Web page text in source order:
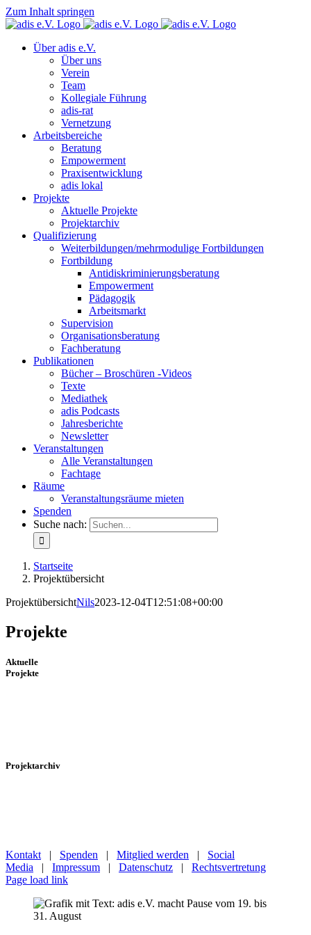
Zum Inhalt springen
Über adis e.V.
Über uns
Verein
Team
Kollegiale Führung
adis-rat
Vernetzung
Arbeitsbereiche
Beratung
Empowerment
Praxisentwicklung
adis lokal
Projekte
Aktuelle Projekte
Projektarchiv
Qualifizierung
Weiterbildungen/mehrmodulige Fortbildungen
Fortbildung
Antidiskriminierungsberatung
Empowerment
Pädagogik
Arbeitsmarkt
Supervision
Organisationsberatung
Fachberatung
Publikationen
Bücher – Broschüren -Videos
Texte
Mediathek
adis Podcasts
Jahresberichte
Newsletter
Veranstaltungen
Alle Veranstaltungen
Fachtage
Räume
Veranstaltungsräume mieten
Spenden
Suche nach:
Startseite
Projektübersicht
ProjektübersichtNils2023-12-04T12:51:08+00:00
Projekte
Aktuelle
Projekte
Projektarchiv
Kontakt | Spenden | Mitglied werden | Social
Media | Impressum | Datenschutz | Rechtsvertretung
Page load link